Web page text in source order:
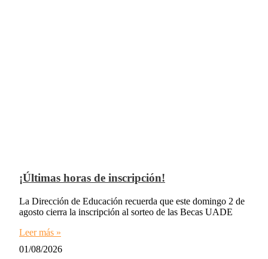
¡Últimas horas de inscripción!
La Dirección de Educación recuerda que este domingo 2 de
agosto cierra la inscripción al sorteo de las Becas UADE
Leer más »
01/08/2026